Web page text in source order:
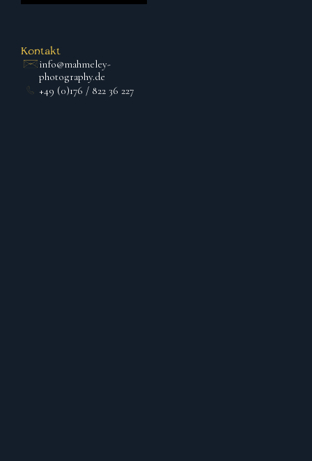
Kontakt
info@mahmeley-
photography.de
+49 (0)176 / 822 36 227